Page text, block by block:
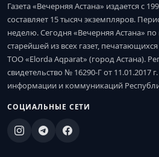
Газета «Вечерняя Астана» издается с
составляет 15 тысяч экземпляров.
неделю. Сегодня «Вечерняя Астана»
старейшей из всех газет,
ТОО «Elorda Aqparat» (город Астана).
свидетельство № 16290-Г от 11.01.2017
информации и коммуникаций
СОЦИАЛЬНЫЕ СЕТИ